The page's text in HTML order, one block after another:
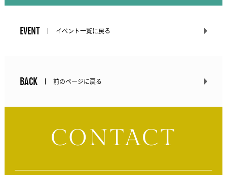
EVENT イベント一覧に戻る
BACK 前のページに戻る
CONTACT